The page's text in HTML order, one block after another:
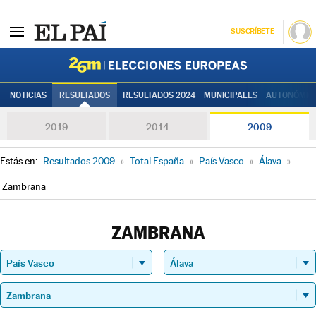
SUSCRÍBETE
NOTICIAS RESULTADOS RESULTADOS 2024 MUNICIPALES
2019 2014 2009
Estás en: Resultados 2009 » Total España » País Vasco » Álava »
Zambrana
ZAMBRANA